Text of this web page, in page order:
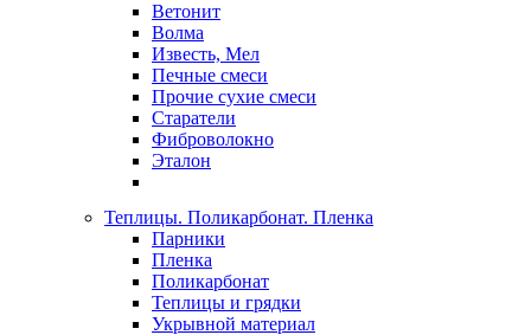
Ветонит
Волма
Известь, Мел
Печные смеси
Прочие сухие смеси
Старатели
Фиброволокно
Эталон
Теплицы. Поликарбонат. Пленка
Парники
Пленка
Поликарбонат
Теплицы и грядки
Укрывной материал